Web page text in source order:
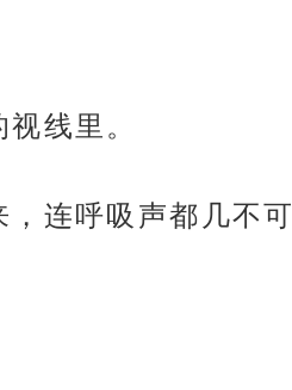
线里。
连呼吸声都几不可